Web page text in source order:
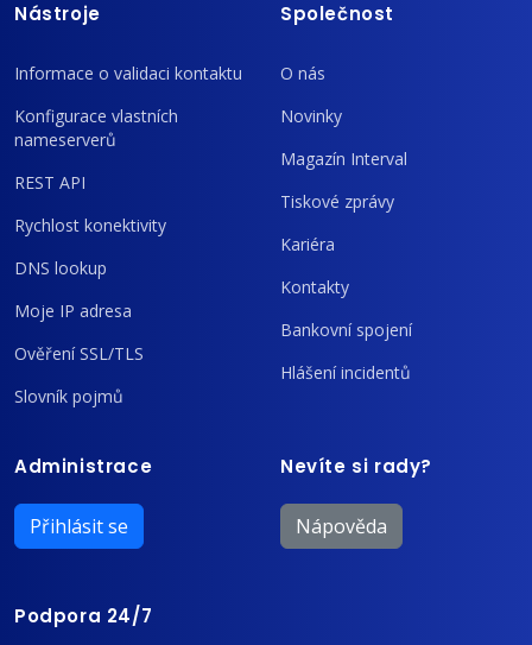
Nástroje
Informace o validaci kontaktu
Konfigurace vlastních
nameserverů
REST API
Rychlost konektivity
DNS lookup
Moje IP adresa
Ověření SSL/TLS
Slovník pojmů
Společnost
O nás
Novinky
Magazín Interval
Tiskové zprávy
Kariéra
Kontakty
Bankovní spojení
Hlášení incidentů
Administrace
Přihlásit se
Nevíte si rady?
Nápověda
Podpora 24/7